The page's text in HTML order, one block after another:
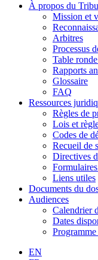
À propos du
Mission et
Arbitres
Processus
Table
Rapports
Glossaire
FAQ
Ressources
Règles de
Lois et
Codes de
Recueil de
Directives
Liens utiles
Documents du
Audiences
Calendrier
Dates
EN